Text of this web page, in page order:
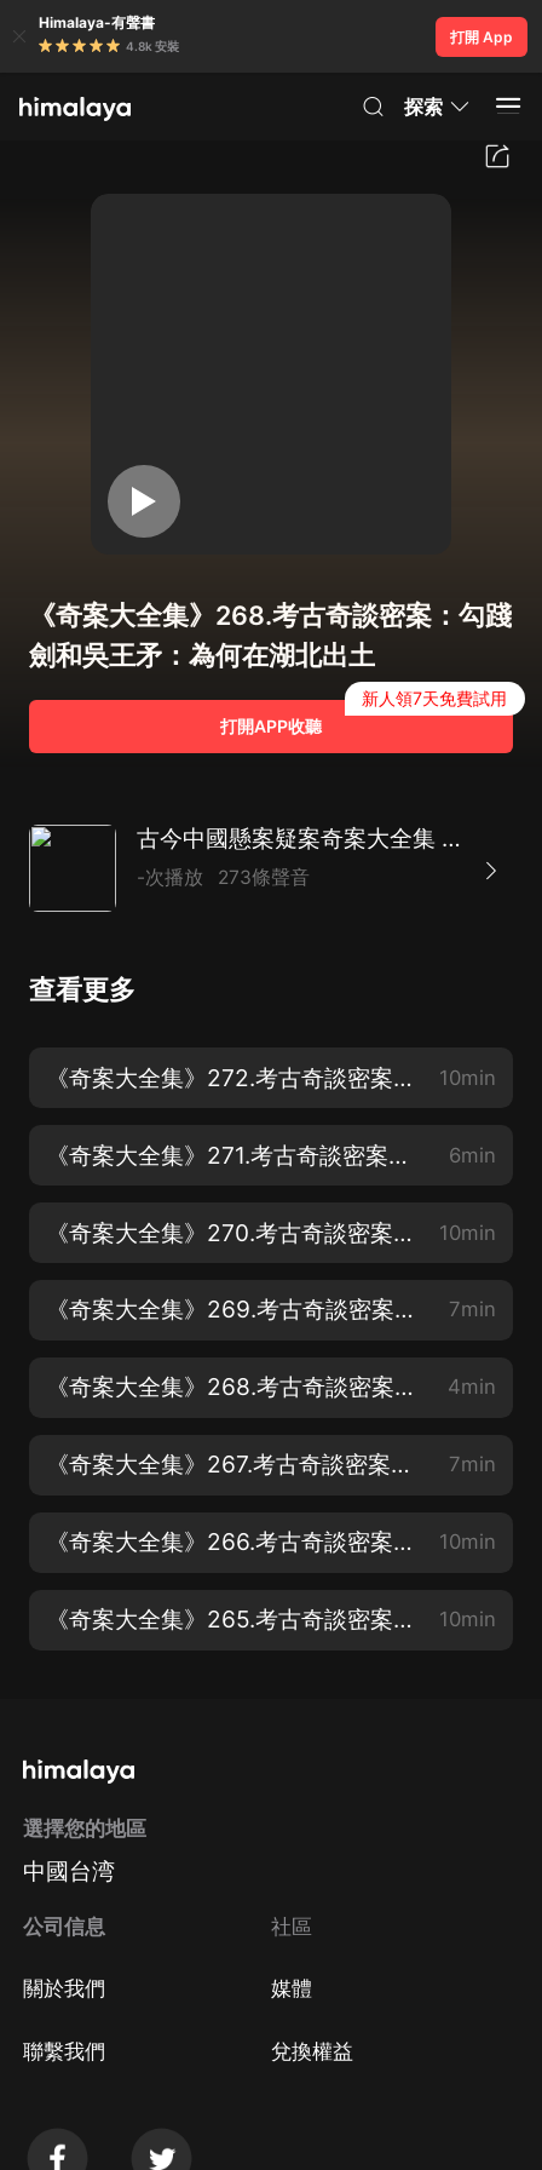
Himalaya-有聲書
4.8k 安裝
打開 App
探索
《奇案大全集》268.考古奇談密案：勾踐
劍和吳王矛：為何在湖北出土
打開APP收聽
新人領7天免費試用
古今中國懸案疑案奇案大全集 | 歷史中不為人知的秘密
-次播放 273條聲音
查看更多
《奇案大全集》272.考古奇談密案：高州：發現冼夫人時代銅刀銅劍和奇特石刻文字（完） 10min
《奇案大全集》271.考古奇談密案：十三陵怪案：為什麼只有嘉靖帝有碑文 6min
《奇案大全集》270.考古奇談密案：金縷玉衣：古代殮葬玉器之謎 10min
《奇案大全集》269.考古奇談密案：竇綰墓：漢代燈具的環保意識之謎 7min
《奇案大全集》268.考古奇談密案：勾踐劍和吳王矛：為何在湖北出土 4min
《奇案大全集》267.考古奇談密案：越王劍：千年不朽之謎 7min
《奇案大全集》266.考古奇談密案：后母戊鼎多懸疑：解讀殷墟青銅里的秘密 10min
《奇案大全集》265.考古奇談密案：沉睡千年的曾侯乙編鐘：探索古代音樂藝術 10min
選擇您的地區
中國台湾
公司信息
關於我們
聯繫我們
社區
媒體
兌換權益